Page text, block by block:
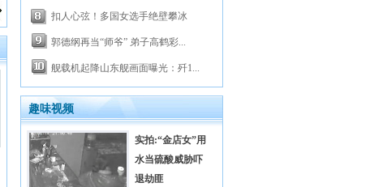
扣人心弦！多国女选手绝壁攀冰
郭德纲再当“师爷” 弟子高鹤彩...
舰载机起降山东舰画面曝光：歼1...
趣味视频
实拍:“金店女”用
水当硫酸威胁吓
退劫匪